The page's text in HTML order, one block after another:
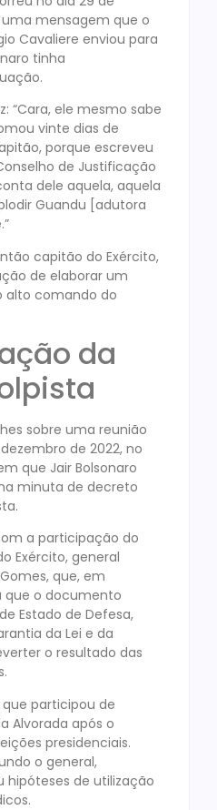
uma mensagem que o
Cavaliere enviou para
tinha
“Cara, ele mesmo sabe
vinte dias de
porque escreveu
de Justificação
dele aquela, aquela
Guandu [adutora
capitão do Exército,
de elaborar um
alto comando do
da
sobre uma reunião
de 2022, no
que Jair Bolsonaro
minuta de decreto
a participação do
Exército, general
que, em
que o documento
Estado de Defesa,
da Lei e da
o resultado das
participou de
Alvorada após o
presidenciais.
o general,
hipóteses de utilização